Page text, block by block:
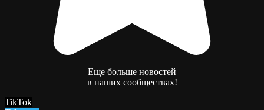
Еще больше новостей
в наших сообществах!
TikTok